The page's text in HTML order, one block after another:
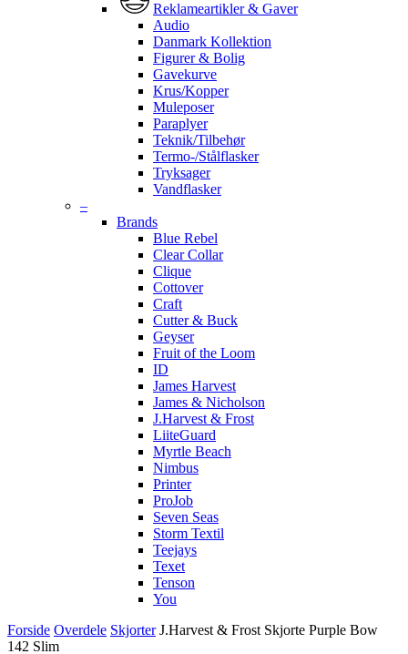
Reklameartikler & Gaver
Audio
Danmark Kollektion
Figurer & Bolig
Gavekurve
Krus/Kopper
Muleposer
Paraplyer
Teknik/Tilbehør
Termo-/Stålflasker
Tryksager
Vandflasker
–
Brands
Blue Rebel
Clear Collar
Clique
Cottover
Craft
Cutter & Buck
Geyser
Fruit of the Loom
ID
James Harvest
James & Nicholson
J.Harvest & Frost
LiiteGuard
Myrtle Beach
Nimbus
Printer
ProJob
Seven Seas
Storm Textil
Teejays
Texet
Tenson
You
Forside Overdele Skjorter J.Harvest & Frost Skjorte Purple Bow
142 Slim